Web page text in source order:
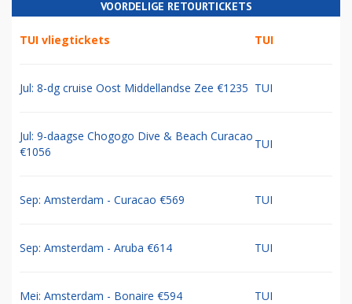
VOORDELIGE RETOURTICKETS
TUI vliegtickets TUI
Jul: 8-dg cruise Oost Middellandse Zee €1235 TUI
Jul: 9-daagse Chogogo Dive & Beach Curacao
€1056
TUI
Sep: Amsterdam - Curacao €569 TUI
Sep: Amsterdam - Aruba €614 TUI
Mei: Amsterdam - Bonaire €594 TUI